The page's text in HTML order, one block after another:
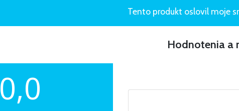
Tento produkt oslovil moje
Hodnotenia a
0,0